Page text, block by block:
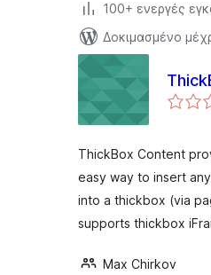
100+ ενεργές
Δοκιμασμένο
ThickBox Content
easy way to insert
into a thickbox (via
supports thickbox
Max Chirkov